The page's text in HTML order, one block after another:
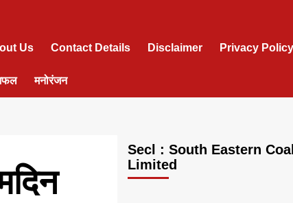
Us Contact Details Disclaimer Privacy Policy
मनोरंजन
Secl : South Eastern
Limited